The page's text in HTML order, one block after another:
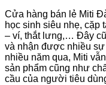
Cửa hàng bán lẻ Miti
học sinh siêu nhẹ, cặp
– ví, thắt lưng,… Đây
và nhận được nhiều
nhiều năm qua, Miti
sản phẩm cũng như
cầu của người tiêu